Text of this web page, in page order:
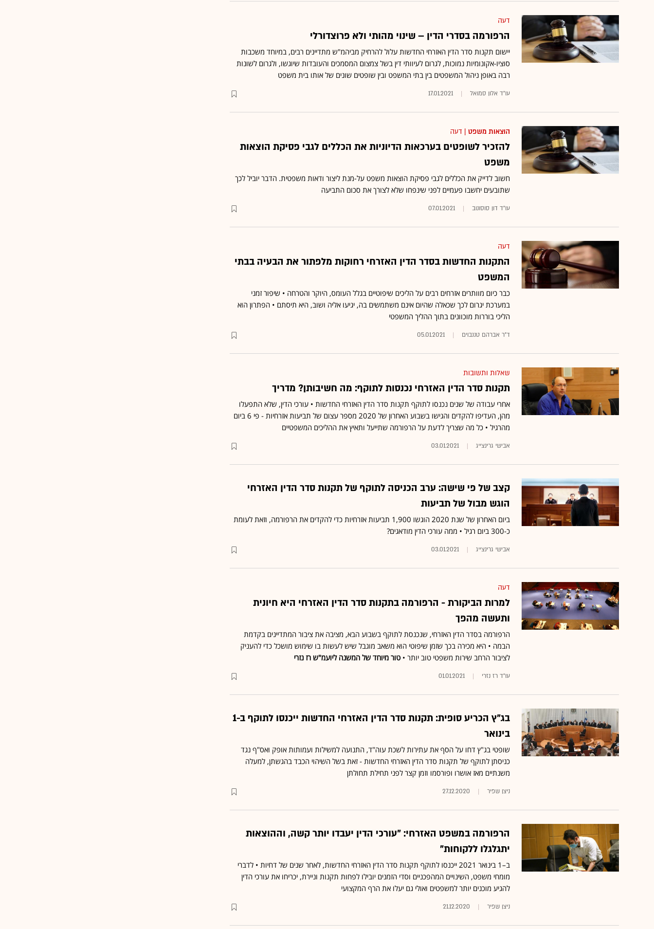
דעה
הרפורמה בסדרי הדין – שינוי מהותי ולא פרוצדורלי
יישום תקנות סדר הדין האזרחי החדשות עלול להרחיק מביהמ"ש מתדיינים רבים, במיוחד משכבות
סוציו-אקונומיות נמוכות, לגרום לעיוותי דין בשל צמצום המסמכים והעובדות שיוגשו, ולגרום לשונות
רבה באופן ניהול המשפטים בין בתי המשפט ובין שופטים שונים של אותו בית משפט
עו"ד אלון סמואל 17.01.2021
הוצאות משפט | דעה
להזכיר לשופטים בערכאות הדיוניות את הכללים לגבי פסיקת הוצאות
משפט
חשוב לדייק את הכללים לגבי פסיקת הוצאות משפט על-מנת ליצור ודאות משפטית. הדבר יוביל לכך
שתובעים יחשבו פעמיים לפני שינפחו שלא לצורך את סכום התביעה
עו"ד דון סוסונוב 07.01.2021
דעה
התקנות החדשות בסדר הדין האזרחי רחוקות מלפתור את הבעיה בבתי
המשפט
כבר כיום מוותרים אזרחים רבים על הליכים שיפוטיים בגלל העומס, היוקר והטרחה • שיפור זמני
במערכת יגרום לכך שכאלה שהיום אינם משתמשים בה, יגיעו אליה ושוב, היא תיסתם • הפתרון הוא
הליכי בוררות מוכוונים בתוך ההליך המשפטי
ד"ר אברהם טננבוים 05.01.2021
שאלות ותשובות
תקנות סדר הדין האזרחי נכנסות לתוקף: מה חשיבותן? מדריך
אחרי עבודה של שנים נכנסו לתוקף תקנות סדר הדין האזרחי החדשות • עורכי הדין, שלא התפעלו
מהן, העדיפו להקדים והגישו בשבוע האחרון של 2020 מספר עצום של תביעות אזרחיות - פי 6 ביום
מהרגיל • כל מה שצריך לדעת על הרפורמה שתייעל ותאיץ את ההליכים המשפטיים
אבישי גרינצייג 03.01.2021
קצב של פי שישה: ערב הכניסה לתוקף של תקנות סדר הדין האזרחי
הוגש מבול של תביעות
ביום האחרון של שנת 2020 הוגשו 1,900 תביעות אזרחיות כדי להקדים את הרפורמה, וזאת לעומת
כ-300 ביום רגיל • ממה עורכי הדין מודאגים?
אבישי גרינצייג 03.01.2021
דעה
למרות הביקורת - הרפורמה בתקנות סדר הדין האזרחי היא חיונית
ותעשה מהפך
הרפורמה בסדר הדין האזרחי, שנכנסת לתוקף בשבוע הבא, מציבה את ציבור המתדיינים בקדמת
הבמה • היא מכירה בכך שזמן שיפוטי הוא משאב מוגבל שיש לעשות בו שימוש מושכל כדי להעניק
לציבור הרחב שירות משפטי טוב יותר • טור מיוחד של המשנה ליועמ"ש רז נזרי
עו"ד רז נזרי 01.01.2021
בג"ץ הכריע סופית: תקנות סדר הדין האזרחי החדשות ייכנסו לתוקף ב-1
בינואר
שופטי בג"ץ דחו על הסף את עתירות לשכת עוה"ד, התנועה למשילות ועמותות אופק ואס"ף נגד
כניסתן לתוקף של תקנות סדר הדין האזרחי החדשות - זאת בשל השיהוי הכבד בהגשתן, למעלה
משנתיים מאז אושרו ופורסמו וזמן קצר לפני תחילת תחולתן
ניצן שפיר 27.12.2020
הרפורמה במשפט האזרחי: "עורכי הדין יעבדו יותר קשה, וההוצאות
יתגלגלו ללקוחות"
ב–1 בינואר 2021 ייכנסו לתוקף תקנות סדר הדין האזרחי החדשות, לאחר שנים של דחיות • לדברי
מומחי משפט, השינויים המהפכניים וסדי הזמנים יובילו לפחות תקנות וניירת, יכריחו את עורכי הדין
להגיע מוכנים יותר למשפטים ואולי גם יעלו את הרף המקצועי
ניצן שפיר 21.12.2020